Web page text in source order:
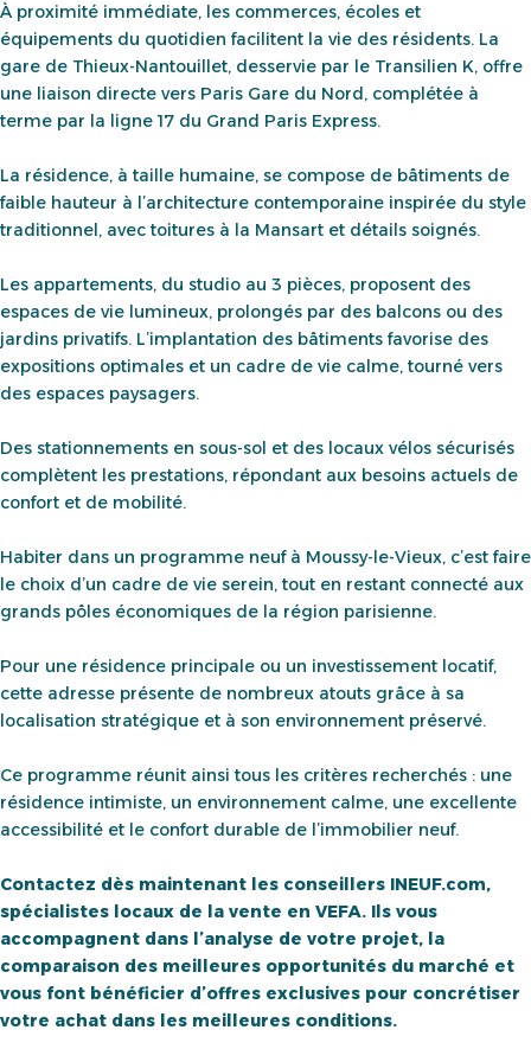
À proximité immédiate, les commerces, écoles et
équipements du quotidien facilitent la vie des résidents. La
gare de Thieux-Nantouillet, desservie par le Transilien K, offre
une liaison directe vers Paris Gare du Nord, complétée à
terme par la ligne 17 du Grand Paris Express.
La résidence, à taille humaine, se compose de bâtiments de
faible hauteur à l’architecture contemporaine inspirée du style
traditionnel, avec toitures à la Mansart et détails soignés.
Les appartements, du studio au 3 pièces, proposent des
espaces de vie lumineux, prolongés par des balcons ou des
jardins privatifs. L’implantation des bâtiments favorise des
expositions optimales et un cadre de vie calme, tourné vers
des espaces paysagers.
Des stationnements en sous-sol et des locaux vélos sécurisés
complètent les prestations, répondant aux besoins actuels de
confort et de mobilité.
Habiter dans un programme neuf à Moussy-le-Vieux, c’est faire
le choix d’un cadre de vie serein, tout en restant connecté aux
grands pôles économiques de la région parisienne.
Pour une résidence principale ou un investissement locatif,
cette adresse présente de nombreux atouts grâce à sa
localisation stratégique et à son environnement préservé.
Ce programme réunit ainsi tous les critères recherchés : une
résidence intimiste, un environnement calme, une excellente
accessibilité et le confort durable de l’immobilier neuf.
Contactez dès maintenant les conseillers INEUF.com,
spécialistes locaux de la vente en VEFA. Ils vous
accompagnent dans l’analyse de votre projet, la
comparaison des meilleures opportunités du marché et
vous font bénéficier d’offres exclusives pour concrétiser
votre achat dans les meilleures conditions.